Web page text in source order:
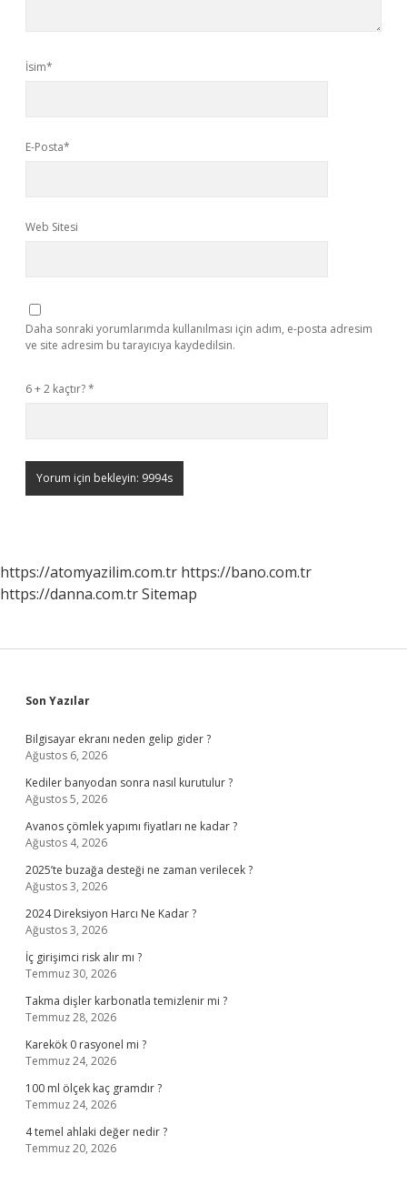
İsim*
E-Posta*
Web Sitesi
Daha sonraki yorumlarımda kullanılması için adım, e-posta adresim
ve site adresim bu tarayıcıya kaydedilsin.
6 + 2 kaçtır?*
https://atomyazilim.com.tr https://bano.com.tr
https://danna.com.trSitemap
Sidebar
Son Yazılar
Bilgisayar ekranı neden gelip gider ?
Ağustos 6, 2026
Kediler banyodan sonra nasıl kurutulur ?
Ağustos 5, 2026
Avanos çömlek yapımı fiyatları ne kadar ?
Ağustos 4, 2026
2025’te buzağa desteği ne zaman verilecek ?
Ağustos 3, 2026
2024 Direksiyon Harcı Ne Kadar ?
Ağustos 3, 2026
İç girişimci risk alır mı ?
Temmuz 30, 2026
Takma dişler karbonatla temizlenir mi ?
Temmuz 28, 2026
Karekök 0 rasyonel mi ?
Temmuz 24, 2026
100 ml ölçek kaç gramdır ?
Temmuz 24, 2026
4 temel ahlaki değer nedir ?
Temmuz 20, 2026